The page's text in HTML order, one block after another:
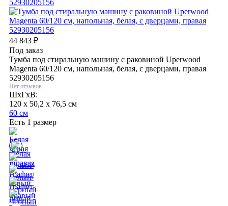
44 843 ₽
Под заказ
Тумба под стиральную машину с раковиной Uperwood
Magenta 60/120 см, напольная, белая, с дверцами, правая
52930205156
Нет отзывов
ШхГхВ:
120 x 50,2 x 76,5 см
60 см
Есть 1 размер